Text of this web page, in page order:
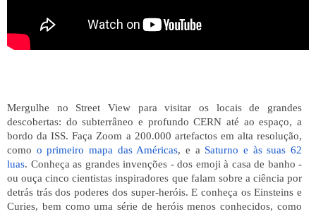
Mergulhe no Street View para visitar os locais de grandes
descobertas: do subterrâneo e profundo CERN até ao espaço, a
bordo da ISS. Faça Zoom a 200.000 artefactos em alta resolução,
como o primeiro mapa das Américas, e a Saturno e às suas 62
luas. Conheça as grandes invenções - dos emoji à casa de banho -
ou ouça cinco cientistas inspiradores que falam sobre a ciência por
detrás trás dos poderes dos super-heróis. E conheça os Einsteins e
Curies, bem como uma série de heróis menos conhecidos, como